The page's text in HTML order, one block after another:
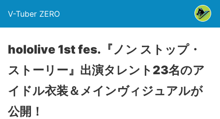
V-Tuber ZERO
hololive 1st fes.『ノン ストップ・
ストーリー』出演タレント23名のア
イドル⾐装＆メインヴィジュアルが
公開！